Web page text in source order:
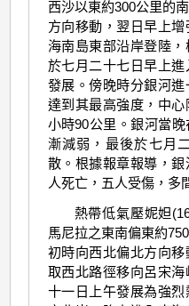
西沙以東約300公里的
方向移動，翌日早上
海南島東部沿岸登陸，
於七月二十七日早上
發展。傍晚時分銀河
達到其最高強度，中
小時90公里。銀河當
漸減弱，最後於七月
散。根據報章報導，
人死亡，五人受傷，多
熱帶低氣壓妮妲
馬尼拉之東南偏東約
初時向西北偏北方向
取西北路徑移向呂宋
十一日上午發展為強